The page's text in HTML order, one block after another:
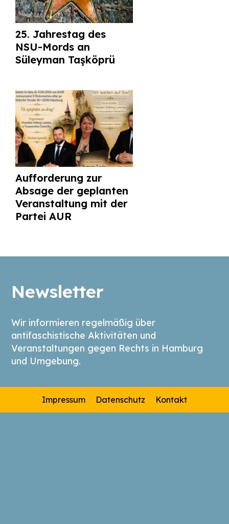
25. Jahrestag des
NSU-Mords an
Süleyman Taşköprü
Aufforderung zur
Absage der geplanten
Veranstaltung mit der
Partei AUR
Newsletter
Wir informieren regelmäßig über
antifaschistische Aktivitäten und
Veranstaltungen gegen Rechts in Hamburg
und Umgebung.
Impressum Datenschutz Kontakt